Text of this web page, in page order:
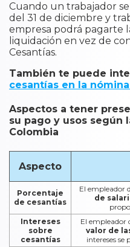
Cuando un trabajador
del 31 de diciembre y
empresa podrá pagarte
liquidación en vez de
Cesantías.
También te puede
cesantías en la
Aspectos a tener
su pago y usos según
Colombia
Aspecto
Porcentaje
de cesantías
El empleador
de
Intereses
sobre
cesantías
El empleador
valor de
intereses